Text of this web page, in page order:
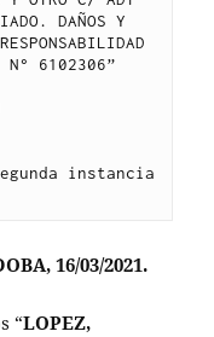
DAÑOS Y
N° 6102306”
16/03/2021.
“LOPEZ,